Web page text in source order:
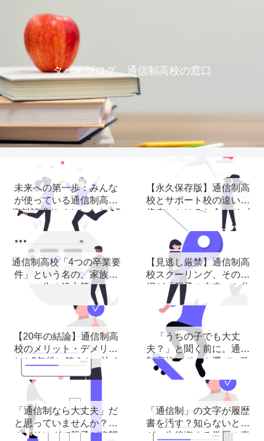
タバオブログ 通信制高校の窓口
未来への第一歩：みんな
が使っている通信制高校
資料請求サイトおすすめ5
【永久保存版】通信制高
校とサポート校の違い？
将来にかけるお金をドブ
に捨てますか？
通信制高校「4つの卒業要
件」という名の、家族再
生の処方箋
【見逃し厳禁】通信制高
校スクーリング、その選
択が「親子の未来」を分
ける理由
【20年の結論】通信制高
校のメリット・デメリッ
ト！3年後に笑うかor泣く
か
「うちの子でも大丈
夫？」と聞く前に。通信
制高校レポート選び、致
命的な３つの落とし穴。
「通信制なら大丈夫」だ
と思っていませんか？ス
クーリングで親子が絶望
「通信制」の文字が履歴
書を汚す？知らないと子
が一生後悔する学歴の真